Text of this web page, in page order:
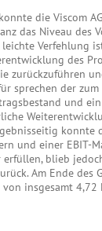
die Viscom
das Niveau des
Verfehlung
des
zurückzuführen
sprechen der zum
und
konnte
und einer EBIT-
erfüllen, blieb
Am Ende des
insgesamt 4,72